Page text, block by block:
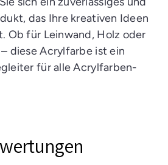
das Ihre kreativen Ideen
Ob für Leinwand, Holz oder
diese Acrylfarbe ist ein
für alle Acrylfarben-